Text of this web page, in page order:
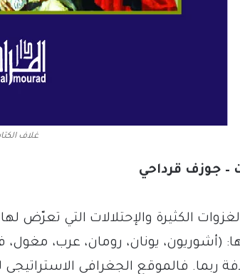
غلاف
– جوزف قرداحي
الكثيرة والإحتلالات التي تعرّض
(أشوريون، يونان، رومان، عرب،
ربما. فالموقع الجغرافي